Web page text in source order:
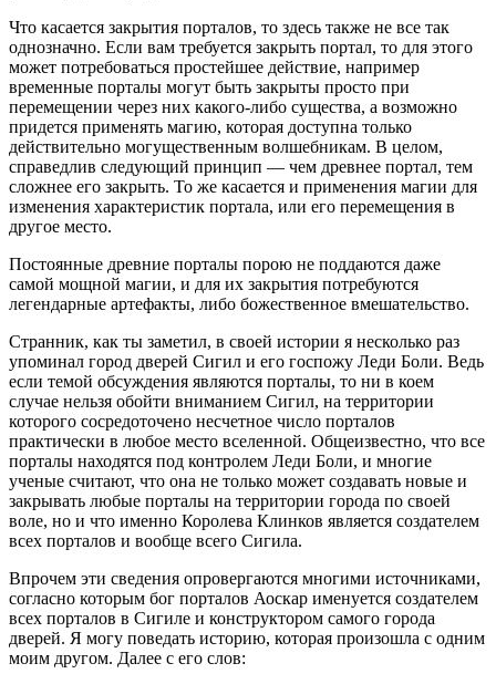
Что касается закрытия порталов, то здесь также не все так
однозначно. Если вам требуется закрыть портал, то для этого
может потребоваться простейшее действие, например
временные порталы могут быть закрыты просто при
перемещении через них какого-либо существа, а возможно
придется применять магию, которая доступна только
действительно могущественным волшебникам. В целом,
справедлив следующий принцип — чем древнее портал, тем
сложнее его закрыть. То же касается и применения магии для
изменения характеристик портала, или его перемещения в
другое место.
Постоянные древние порталы порою не поддаются даже
самой мощной магии, и для их закрытия потребуются
легендарные артефакты, либо божественное вмешательство.
Странник, как ты заметил, в своей истории я несколько раз
упоминал город дверей Сигил и его госпожу Леди Боли. Ведь
если темой обсуждения являются порталы, то ни в коем
случае нельзя обойти вниманием Сигил, на территории
которого сосредоточено несчетное число порталов
практически в любое место вселенной. Общеизвестно, что все
порталы находятся под контролем Леди Боли, и многие
ученые считают, что она не только может создавать новые и
закрывать любые порталы на территории города по своей
воле, но и что именно Королева Клинков является создателем
всех порталов и вообще всего Сигила.
Впрочем эти сведения опровергаются многими источниками,
согласно которым бог порталов Аоскар именуется создателем
всех порталов в Сигиле и конструктором самого города
дверей. Я могу поведать историю, которая произошла с одним
моим другом. Далее с его слов: